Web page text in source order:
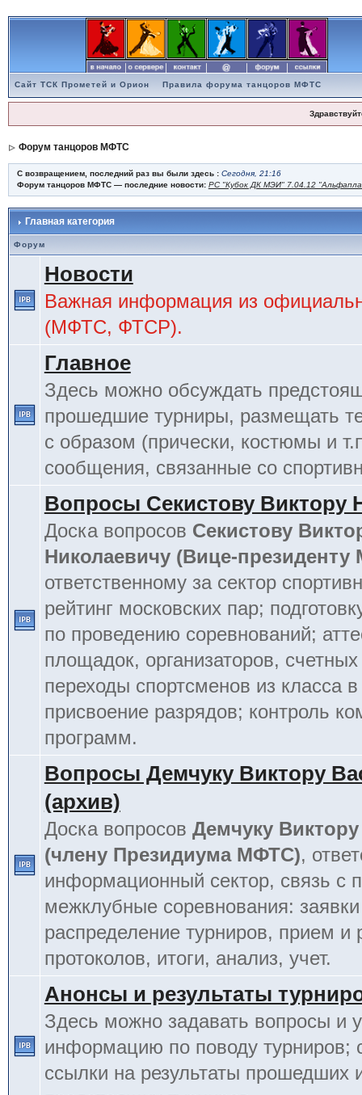
Сайт ТСК Прометей и Орион Правила форума танцоров МФТС
Форум танцоров МФТС
С возвращением, последний раз вы были здесь : Сегодня, 21:16
Форум танцоров МФТС — последние новости: РС "Кубок ДК МЭИ" 7.04.12
Главная категория
Форум
Новости
Важная информация из
(МФТС, ФТСР).
Главное
Здесь можно обсуждать
прошедшие турниры, размещать
с образом (прически, костюмы и
сообщения, связанные со
Вопросы Секистову Виктору
Доска вопросов Секистову
Николаевичу (Вице-
ответственному за сектор
рейтинг московских пар;
по проведению соревнований;
площадок, организаторов,
переходы спортсменов из класса в
присвоение разрядов; контроль
программ.
Вопросы Демчуку Виктору
(архив)
Доска вопросов Демчуку
(члену Президиума МФТС),
информационный сектор, связь с
межклубные соревнования:
распределение турниров, прием и
протоколов, итоги, анализ, учет.
Анонсы и результаты
Здесь можно задавать вопросы и
информацию по поводу турниров;
ссылки на результаты прошедших